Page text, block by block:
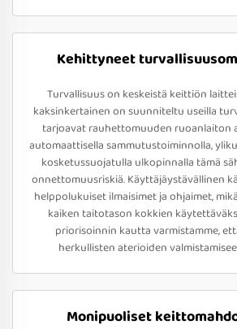
Kehittyneet
Turvallisuus on keskeistä keittiön
kaksinkertainen on suunniteltu useilla
tarjoavat rauhettomuuden ruoanlaiton
automaattisella sammutustoiminnolla,
kosketussuojatulla ulkopinnalla tämä
onnettomuusriskiä. Käyttäjäystävällinen
helppolukuiset ilmaisimet ja ohjaimet,
kaiken taitotason kokkien
priorisoinnin kautta varmistamme,
herkullisten aterioiden
Monipuoliset